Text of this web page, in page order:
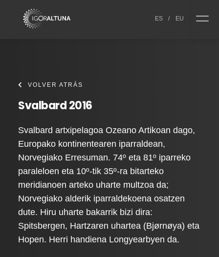
ES / EU
VOLVER ATRÁS
Svalbard 2016
Svalbard artxipelagoa Ozeano Artikoan dago,
Europako kontinentearen iparraldean,
Norvegiako Erresuman. 74º eta 81º iparreko
paraleloen eta 10º-tik 35º-ra bitarteko
meridianoen arteko uharte multzoa da;
Norvegiako alderik iparraldekoena osatzen
dute. Hiru uharte bakarrik bizi dira:
Spitsbergen, Hartzaren uhartea (Bjørnøya) eta
Hopen. Herri handiena Longyearbyen da.